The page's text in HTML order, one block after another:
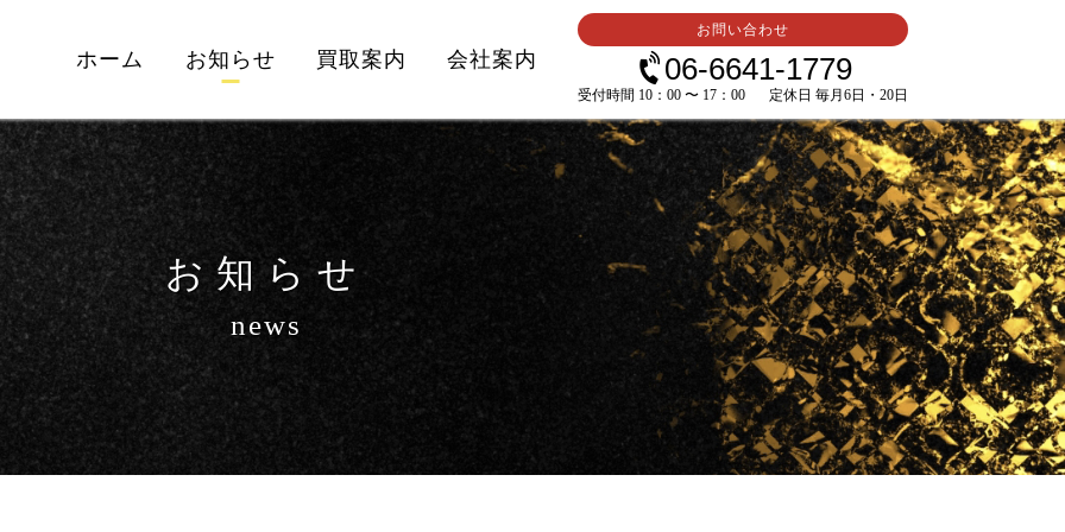
ホーム お知らせ 買取案内 会社案内
お問い合わせ
06-6641-1779
受付時間 10：00 〜 17：00 定休日 毎月6日・20日
お知らせ
news